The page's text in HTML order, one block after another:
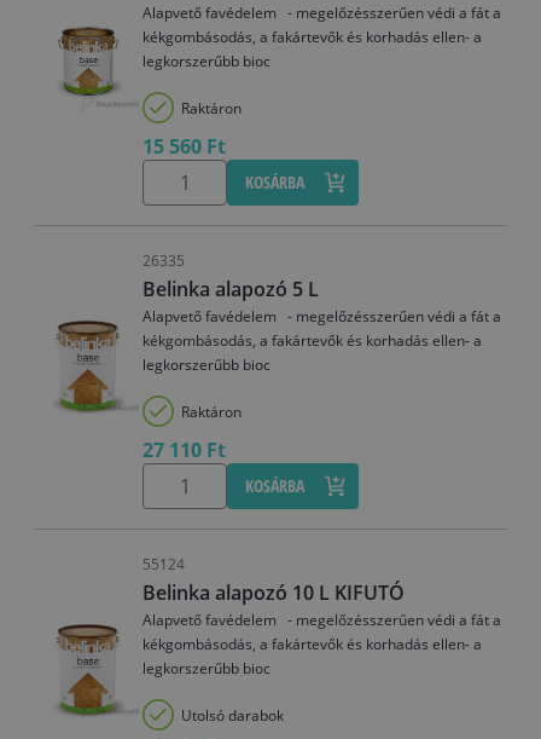
Alapvető favédelem - megelőzésszerűen védi a fát a
kékgombásodás, a fakártevők és korhadás ellen- a
legkorszerűbb bioc
Raktáron
15 560 Ft
KOSÁRBA
26335
Belinka alapozó 5 L
Alapvető favédelem - megelőzésszerűen védi a fát a
kékgombásodás, a fakártevők és korhadás ellen- a
legkorszerűbb bioc
Raktáron
27 110 Ft
KOSÁRBA
55124
Belinka alapozó 10 L KIFUTÓ
Alapvető favédelem - megelőzésszerűen védi a fát a
kékgombásodás, a fakártevők és korhadás ellen- a
legkorszerűbb bioc
Utolsó darabok